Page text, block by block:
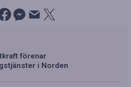
förenar
i Norden